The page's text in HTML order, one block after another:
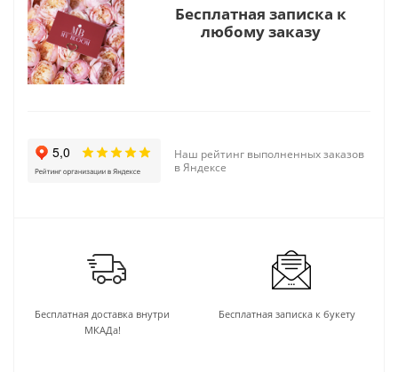
Бесплатная записка к
любому заказу
Наш рейтинг выполненных заказов
в Яндексе
Бесплатная доставка внутри
МКАДа!
Бесплатная записка к букету